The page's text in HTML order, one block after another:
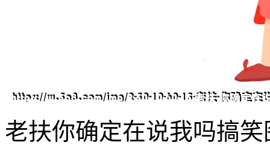
老扶你确定在说我吗搞笑